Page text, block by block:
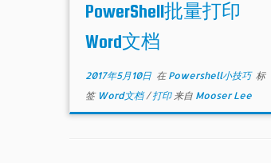
PowerShell批量打印
Word文档
2017年5月10日 在 Powershell小技巧 标
签 Word文档/打印 来自 Mooser Lee